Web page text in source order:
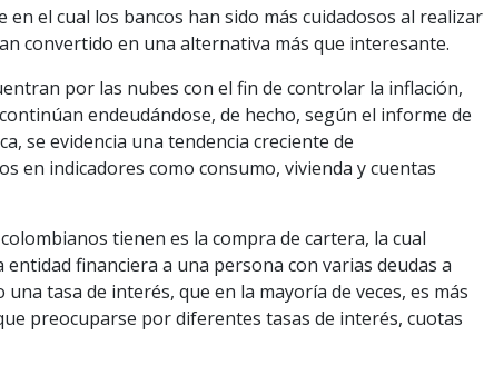
el cual los bancos han sido más cuidadosos al realizar
convertido en una alternativa más que interesante.
por las nubes con el fin de controlar la inflación,
endeudándose, de hecho, según el informe de
se evidencia una tendencia creciente de
en indicadores como consumo, vivienda y cuentas
tienen es la compra de cartera, la cual
financiera a una persona con varias deudas a
tasa de interés, que en la mayoría de veces, es más
preocuparse por diferentes tasas de interés, cuotas